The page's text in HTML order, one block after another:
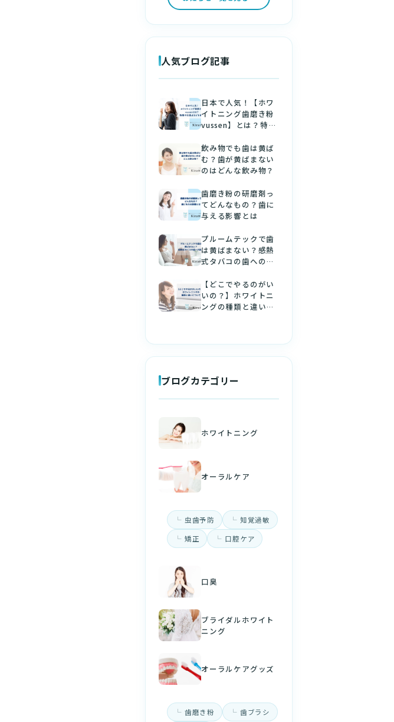
人気ブログ記事
日本で人気！【ホワ
イトニング歯磨き粉
vussen】とは？特徴
飲み物でも歯は黄ば
む？歯が黄ばまない
のはどんな飲み物？
歯磨き粉の研磨剤っ
てどんなもの？歯に
与える影響とは
プルームテックで歯
は黄ばまない？感熱
式タバコの歯への影
【どこでやるのがい
いの？】ホワイトニ
ングの種類と違いに
ブログカテゴリー
ホワイトニング
オーラルケア
虫歯予防
知覚過敏
矯正
口腔ケア
口臭
ブライダルホワイト
ニング
オーラルケアグッズ
歯磨き粉
歯ブラシ